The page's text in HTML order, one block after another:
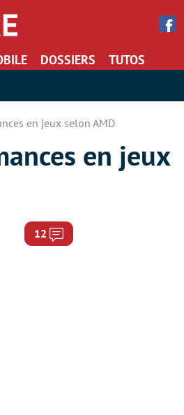
DOSSIERS TUTOS
en jeux selon AMD
en jeux
12 Commentaires